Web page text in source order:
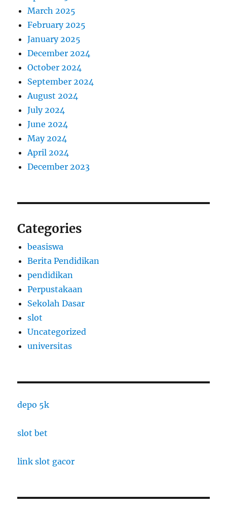
March 2025
February 2025
January 2025
December 2024
October 2024
September 2024
August 2024
July 2024
June 2024
May 2024
April 2024
December 2023
Categories
beasiswa
Berita Pendidikan
pendidikan
Perpustakaan
Sekolah Dasar
slot
Uncategorized
universitas
depo 5k
slot bet
link slot gacor